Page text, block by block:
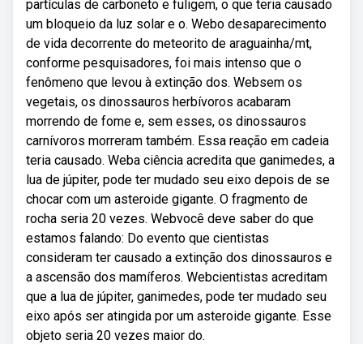
partículas de carboneto e fuligem, o que teria causado
um bloqueio da luz solar e o. Webo desaparecimento
de vida decorrente do meteorito de araguainha/mt,
conforme pesquisadores, foi mais intenso que o
fenômeno que levou à extinção dos. Websem os
vegetais, os dinossauros herbívoros acabaram
morrendo de fome e, sem esses, os dinossauros
carnívoros morreram também. Essa reação em cadeia
teria causado. Weba ciência acredita que ganimedes, a
lua de júpiter, pode ter mudado seu eixo depois de se
chocar com um asteroide gigante. O fragmento de
rocha seria 20 vezes. Webvocê deve saber do que
estamos falando: Do evento que cientistas
consideram ter causado a extinção dos dinossauros e
a ascensão dos mamíferos. Webcientistas acreditam
que a lua de júpiter, ganimedes, pode ter mudado seu
eixo após ser atingida por um asteroide gigante. Esse
objeto seria 20 vezes maior do.